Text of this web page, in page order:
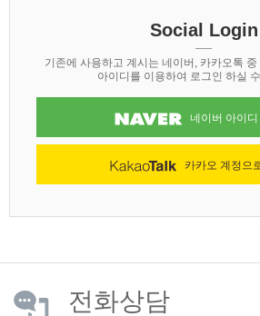
Social Login
기존에 사용하고 계시는 네이버, 카카오톡
아이디를 이용하여 로그인 하실
네이버 아이디
카카오 계정으
전화상담